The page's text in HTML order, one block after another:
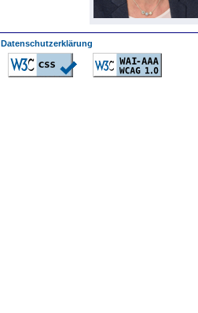
Datenschutzerklärung